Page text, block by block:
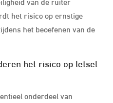
het risico op ernstige
het beoefenen van de
het risico op letsel
onderdeel van